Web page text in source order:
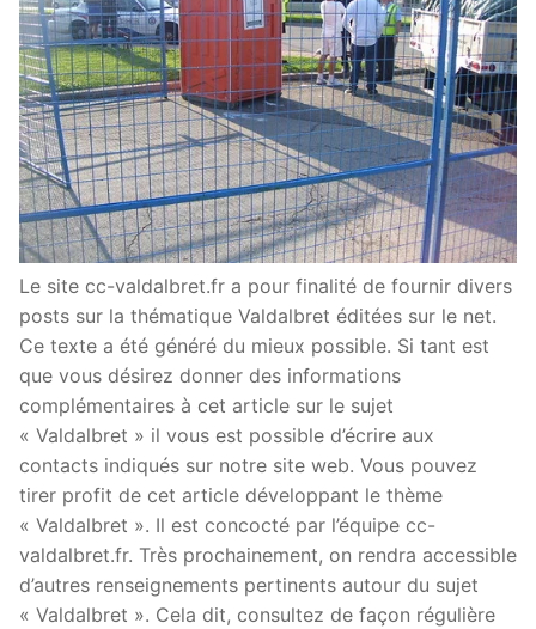
Le site cc-valdalbret.fr a pour finalité de fournir divers
posts sur la thématique Valdalbret éditées sur le net.
Ce texte a été généré du mieux possible. Si tant est
que vous désirez donner des informations
complémentaires à cet article sur le sujet
« Valdalbret » il vous est possible d’écrire aux
contacts indiqués sur notre site web. Vous pouvez
tirer profit de cet article développant le thème
« Valdalbret ». Il est concocté par l’équipe cc-
valdalbret.fr. Très prochainement, on rendra accessible
d’autres renseignements pertinents autour du sujet
« Valdalbret ». Cela dit, consultez de façon régulière